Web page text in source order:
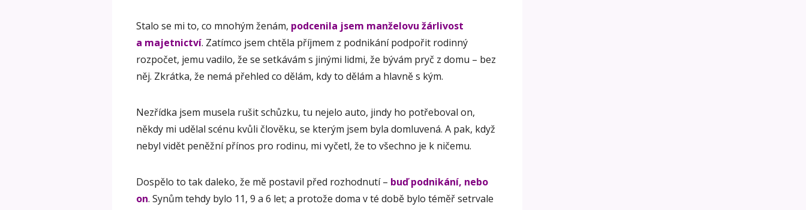
Stalo se mi to, co mnohým ženám, podcenila jsem manželovu žárlivost
a majetnictví. Zatímco jsem chtěla příjmem z podnikání podpořit rodinný
rozpočet, jemu vadilo, že se setkávám s jinými lidmi, že bývám pryč z domu – bez
něj. Zkrátka, že nemá přehled co dělám, kdy to dělám a hlavně s kým.
Nezřídka jsem musela rušit schůzku, tu nejelo auto, jindy ho potřeboval on,
někdy mi udělal scénu kvůli člověku, se kterým jsem byla domluvená. A pak, když
nebyl vidět peněžní přínos pro rodinu, mi vyčetl, že to všechno je k ničemu.
Dospělo to tak daleko, že mě postavil před rozhodnutí – buď podnikání, nebo
on. Synům tehdy bylo 11, 9 a 6 let; a protože doma v té době bylo téměř setrvale